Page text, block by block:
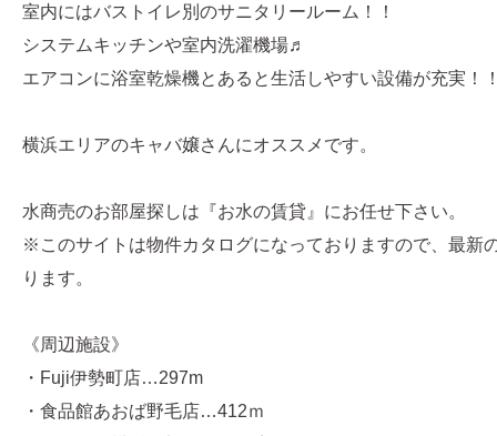
室内にはバストイレ別のサニタリールーム！！
システムキッチンや室内洗濯機場♬
エアコンに浴室乾燥機とあると生活しやすい設備が充実！
横浜エリアのキャバ嬢さんにオススメです。
水商売のお部屋探しは『お水の賃貸』にお任せ下さい。
※このサイトは物件カタログになっておりますので、最新
ります。
《周辺施設》
・Fuji伊勢町店…297m
・食品館あおば野毛店…412ｍ